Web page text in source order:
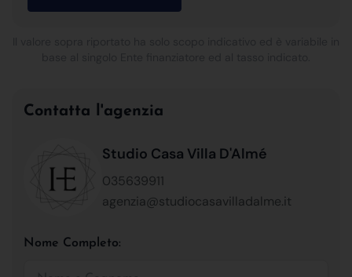
Contatta l'agenzia
Studio Casa Villa D'Almé
035639911
agenzia@studiocasavilladalme.it
Nome Completo: